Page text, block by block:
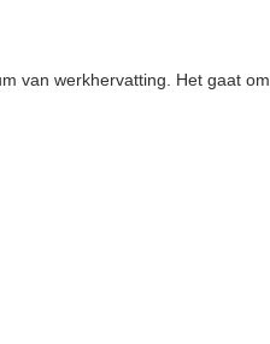
van werkhervatting. Het gaat om